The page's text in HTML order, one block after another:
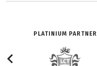
PLATINIUM PARTNER